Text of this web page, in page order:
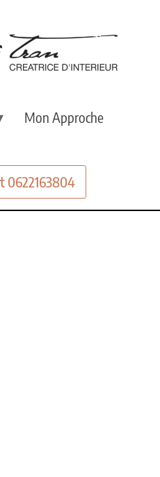
Mon Approche
0622163804